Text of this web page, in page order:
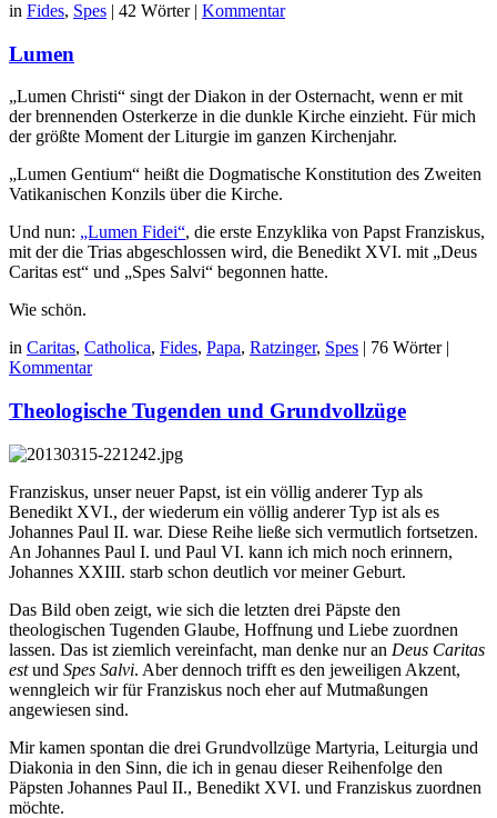
in Fides, Spes | 42 Wörter | Kommentar
Lumen
„Lumen Christi“ singt der Diakon in der Osternacht, wenn er mit
der brennenden Osterkerze in die dunkle Kirche einzieht. Für mich
der größte Moment der Liturgie im ganzen Kirchenjahr.
„Lumen Gentium“ heißt die Dogmatische Konstitution des Zweiten
Vatikanischen Konzils über die Kirche.
Und nun: „Lumen Fidei“, die erste Enzyklika von Papst Franziskus,
mit der die Trias abgeschlossen wird, die Benedikt XVI. mit „Deus
Caritas est“ und „Spes Salvi“ begonnen hatte.
Wie schön.
in Caritas, Catholica, Fides, Papa, Ratzinger, Spes 76 Wörter
Kommentar
Theologische Tugenden und Grundvollzüge
Franziskus, unser neuer Papst, ist ein völlig anderer Typ als
Benedikt XVI., der wiederum ein völlig anderer Typ ist als es
Johannes Paul II. war. Diese Reihe ließe sich vermutlich fortsetzen.
An Johannes Paul I. und Paul VI. kann ich mich noch erinnern,
Johannes XXIII. starb schon deutlich vor meiner Geburt.
Das Bild oben zeigt, wie sich die letzten drei Päpste den
theologischen Tugenden Glaube, Hoffnung und Liebe zuordnen
lassen. Das ist ziemlich vereinfacht, man denke nur an Deus Caritas
estund Spes Salvi. Aber dennoch trifft es den jeweiligen Akzent,
wenngleich wir für Franziskus noch eher auf Mutmaßungen
angewiesen sind.
Mir kamen spontan die drei Grundvollzüge Martyria, Leiturgia und
Diakonia in den Sinn, die ich in genau dieser Reihenfolge den
Päpsten Johannes Paul II., Benedikt XVI. und Franziskus zuordnen
möchte.